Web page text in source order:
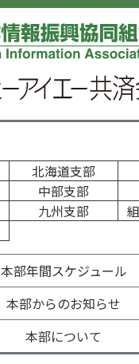
北海道支部
中部支部
九州支部
本部年間スケジュール
本部からのお知らせ
本部について